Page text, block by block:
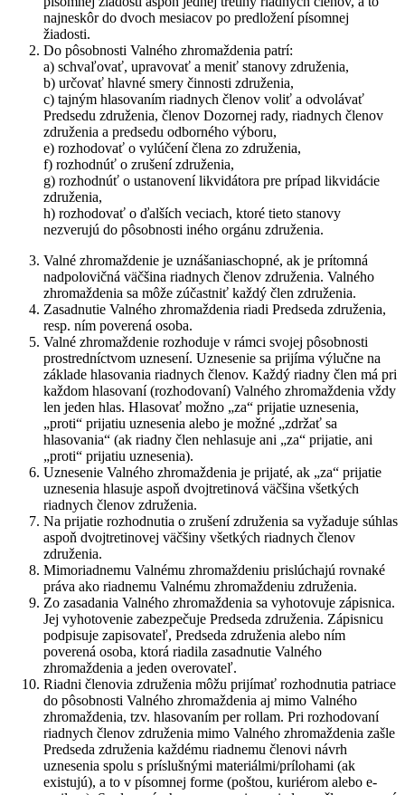
najneskôr do dvoch mesiacov po predložení písomnej
žiadosti.
Do pôsobnosti Valného zhromaždenia patrí:
a) schvaľovať, upravovať a meniť stanovy združenia,
b) určovať hlavné smery činnosti združenia,
c) tajným hlasovaním riadnych členov voliť a odvolávať
Predsedu združenia, členov Dozornej rady, riadnych členov
združenia a predsedu odborného výboru,
e) rozhodovať o vylúčení člena zo združenia,
f) rozhodnúť o zrušení združenia,
g) rozhodnúť o ustanovení likvidátora pre prípad likvidácie
združenia,
h) rozhodovať o ďalších veciach, ktoré tieto stanovy
nezverujú do pôsobnosti iného orgánu združenia.
Valné zhromaždenie je uznášaniaschopné, ak je prítomná
nadpolovičná väčšina riadnych členov združenia. Valného
zhromaždenia sa môže zúčastniť každý člen združenia.
Zasadnutie Valného zhromaždenia riadi Predseda združenia,
resp. ním poverená osoba.
Valné zhromaždenie rozhoduje v rámci svojej pôsobnosti
prostredníctvom uznesení. Uznesenie sa prijíma výlučne na
základe hlasovania riadnych členov. Každý riadny člen má pri
každom hlasovaní (rozhodovaní) Valného zhromaždenia vždy
len jeden hlas. Hlasovať možno „za“ prijatie uznesenia,
„proti“ prijatiu uznesenia alebo je možné „zdržať sa
hlasovania“ (ak riadny člen nehlasuje ani „za“ prijatie, ani
„proti“ prijatiu uznesenia).
Uznesenie Valného zhromaždenia je prijaté, ak „za“ prijatie
uznesenia hlasuje aspoň dvojtretinová väčšina všetkých
riadnych členov združenia.
Na prijatie rozhodnutia o zrušení združenia sa vyžaduje súhlas
aspoň dvojtretinovej väčšiny všetkých riadnych členov
združenia.
Mimoriadnemu Valnému zhromaždeniu prislúchajú rovnaké
práva ako riadnemu Valnému zhromaždeniu združenia.
Zo zasadania Valného zhromaždenia sa vyhotovuje zápisnica.
Jej vyhotovenie zabezpečuje Predseda združenia. Zápisnicu
podpisuje zapisovateľ, Predseda združenia alebo ním
poverená osoba, ktorá riadila zasadnutie Valného
zhromaždenia a jeden overovateľ.
Riadni členovia združenia môžu prijímať rozhodnutia patriace
do pôsobnosti Valného zhromaždenia aj mimo Valného
zhromaždenia, tzv. hlasovaním per rollam. Pri rozhodovaní
riadnych členov združenia mimo Valného zhromaždenia zašle
Predseda združenia každému riadnemu členovi návrh
uznesenia spolu s príslušnými materiálmi/prílohami (ak
existujú), a to v písomnej forme (poštou, kuriérom alebo e-